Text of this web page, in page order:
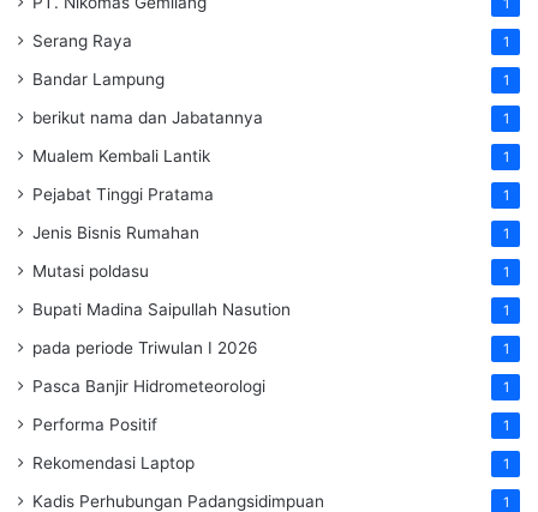
1
Serang Raya 1
Bandar Lampung 1
berikut nama dan Jabatannya 1
Mualem Kembali Lantik 1
Pejabat Tinggi Pratama 1
Jenis Bisnis Rumahan 1
Mutasi poldasu 1
Bupati Madina Saipullah Nasution 1
pada periode Triwulan I 2026 1
Pasca Banjir Hidrometeorologi 1
Performa Positif 1
Rekomendasi Laptop 1
Kadis Perhubungan Padangsidimpuan 1